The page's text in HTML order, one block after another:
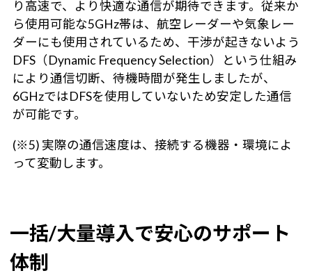
り高速で、より快適な通信が期待できます。従来か
ら使用可能な5GHz帯は、航空レーダーや気象レー
ダーにも使用されているため、干渉が起きないよう
DFS（Dynamic Frequency Selection）という仕組み
により通信切断、待機時間が発生しましたが、
6GHzではDFSを使用していないため安定した通信
が可能です。
(※5) 実際の通信速度は、接続する機器・環境によ
って変動します。
一括/大量導入で安心のサポート
体制